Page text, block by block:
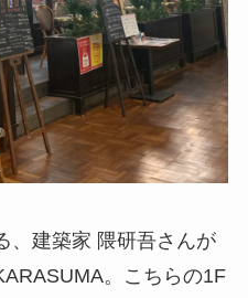
、建築家 隈研吾さんが
。こちらの1F